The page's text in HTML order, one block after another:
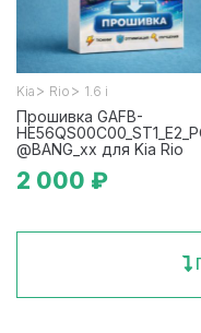
Kia > Rio > 1.6 i
Прошивка GAFB-
@BANG_xx для Kia Rio
2 000 ₽